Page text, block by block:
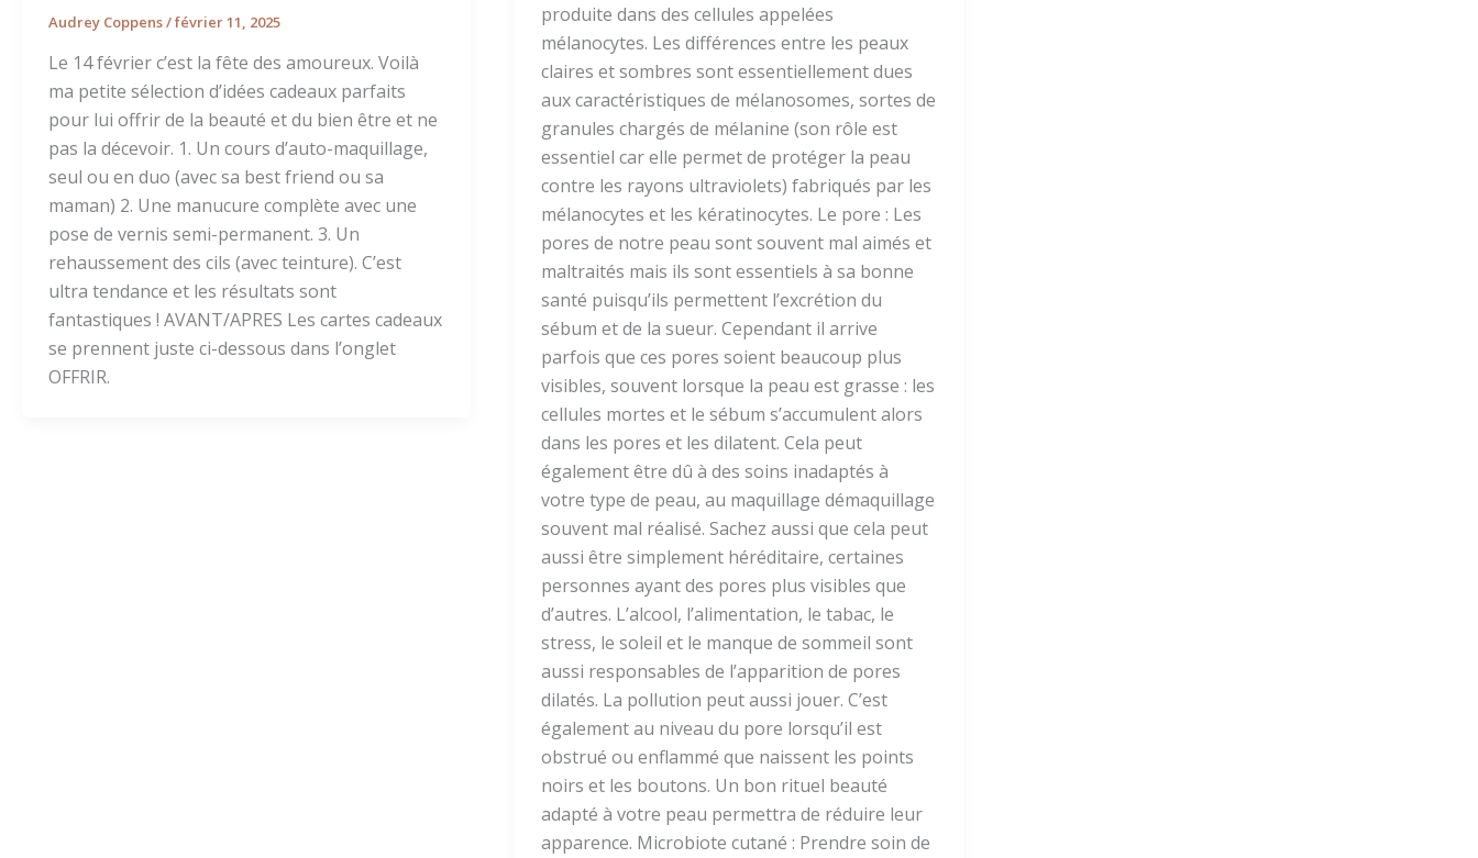
Audrey Coppens/février 11, 2025
Le 14 février c’est la fête des amoureux. Voilà
ma petite sélection d’idées cadeaux parfaits
pour lui offrir de la beauté et du bien être et ne
pas la décevoir. 1. Un cours d’auto-maquillage,
seul ou en duo (avec sa best friend ou sa
maman) 2. Une manucure complète avec une
pose de vernis semi-permanent. 3. Un
rehaussement des cils (avec teinture). C’est
ultra tendance et les résultats sont
fantastiques ! AVANT/APRES Les cartes cadeaux
se prennent juste ci-dessous dans l’onglet
OFFRIR.
produite dans des cellules appelées
mélanocytes. Les différences entre les peaux
claires et sombres sont essentiellement dues
aux caractéristiques de mélanosomes, sortes de
granules chargés de mélanine (son rôle est
essentiel car elle permet de protéger la peau
contre les rayons ultraviolets) fabriqués par les
mélanocytes et les kératinocytes. Le pore : Les
pores de notre peau sont souvent mal aimés et
maltraités mais ils sont essentiels à sa bonne
santé puisqu’ils permettent l’excrétion du
sébum et de la sueur. Cependant il arrive
parfois que ces pores soient beaucoup plus
visibles, souvent lorsque la peau est grasse : les
cellules mortes et le sébum s’accumulent alors
dans les pores et les dilatent. Cela peut
également être dû à des soins inadaptés à
votre type de peau, au maquillage démaquillage
souvent mal réalisé. Sachez aussi que cela peut
aussi être simplement héréditaire, certaines
personnes ayant des pores plus visibles que
d’autres. L’alcool, l’alimentation, le tabac, le
stress, le soleil et le manque de sommeil sont
aussi responsables de l’apparition de pores
dilatés. La pollution peut aussi jouer. C’est
également au niveau du pore lorsqu’il est
obstrué ou enflammé que naissent les points
noirs et les boutons. Un bon rituel beauté
adapté à votre peau permettra de réduire leur
apparence. Microbiote cutané : Prendre soin de